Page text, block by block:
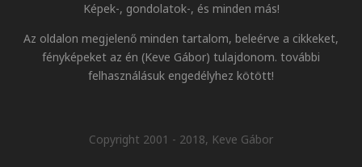
Képek-, gondolatok-, és minden más!
Az oldalon megjelenő minden tartalom, beleérve a cikkeket,
fényképeket az én (Keve Gábor) tulajdonom. további
felhasználásuk engedélyhez kötött!
Copyright 2001 - 2018, Keve Gábor